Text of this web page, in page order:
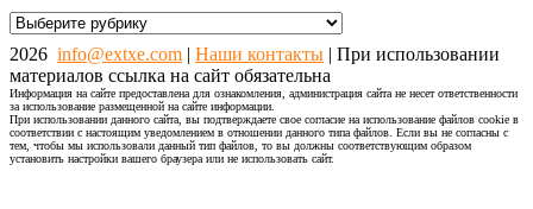
Рубрики
2026 info@extxe.com Наши контакты | При использовании
материалов ссылка на сайт обязательна
Информация на сайте предоставлена для ознакомления, администрация сайта не несет ответственности
за использование размещенной на сайте информации.
При использовании данного сайта, вы подтверждаете свое согласие на использование файлов cookie в
соответствии с настоящим уведомлением в отношении данного типа файлов. Если вы не согласны с
тем, чтобы мы использовали данный тип файлов, то вы должны соответствующим образом
установить настройки вашего браузера или не использовать сайт.